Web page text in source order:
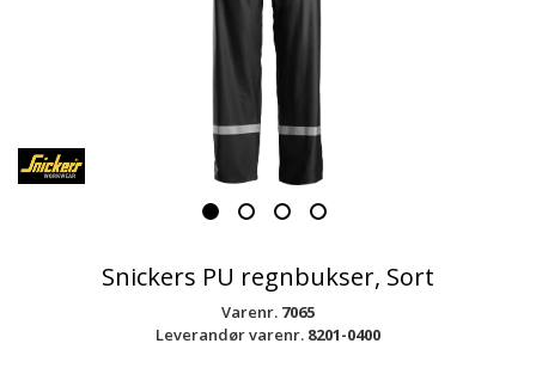
Snickers PU regnbukser, Sort
Varenr. 7065
Leverandør varenr. 8201-0400